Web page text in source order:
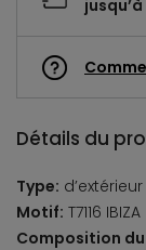
Détails du
Type: d’extérieur
Motif: T7116 IBIZA
Composition